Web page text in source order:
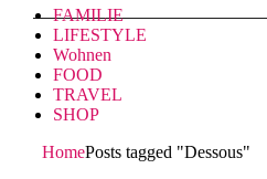
FAMILIE
LIFESTYLE
Wohnen
FOOD
TRAVEL
SHOP
HomePosts tagged "Dessous"